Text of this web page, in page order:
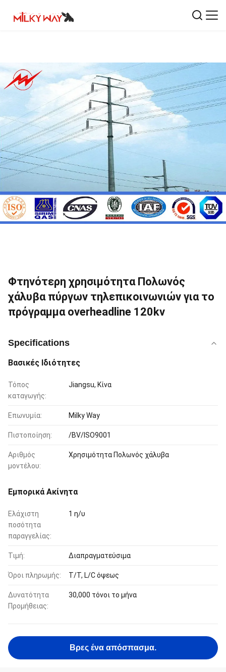
Φτηνότερη χρησιμότητα Πολωνός
χάλυβα πύργων τηλεπικοινωνιών για το
πρόγραμμα overheadline 120kv
Specifications
Βασικές Ιδιότητες
Τόπος
καταγωγής:
Jiangsu, Κίνα
Επωνυμία: Milky Way
Πιστοποίηση: /BV/ISO9001
Αριθμός
μοντέλου:
Χρησιμότητα Πολωνός χάλυβα
Εμπορικά Ακίνητα
Ελάχιστη
ποσότητα
παραγγελίας:
1 η/υ
Τιμή: Διαπραγματεύσιμα
Όροι πληρωμής: T/T, L/C όψεως
Δυνατότητα
Προμήθειας:
30,000 τόνοι το μήνα
Βρες ένα απόσπασμα.